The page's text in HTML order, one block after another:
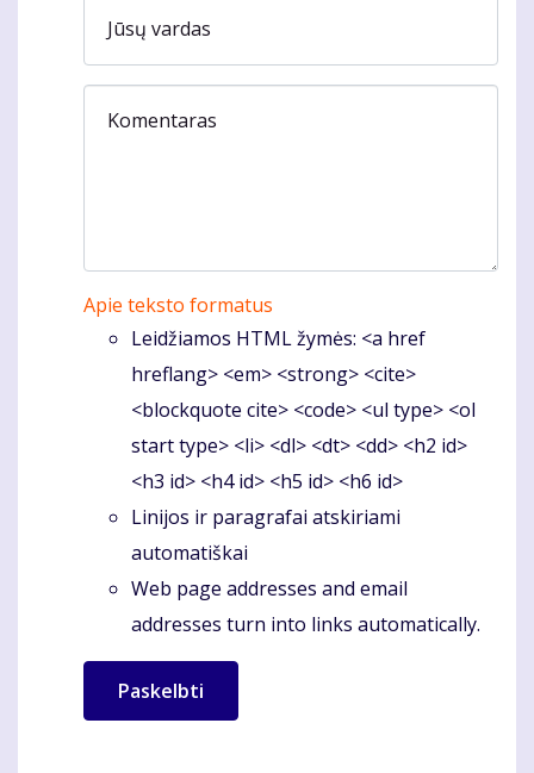
Jūsų vardas
Komentaras
Apie teksto formatus
Leidžiamos HTML žymės: <a href
hreflang> <em> <strong> <cite>
<blockquote cite> <code> <ul type> <ol
start type> <li> <dl> <dt> <dd> <h2 id>
<h3 id> <h4 id> <h5 id> <h6 id>
Linijos ir paragrafai atskiriami
automatiškai
Web page addresses and email
addresses turn into links automatically.